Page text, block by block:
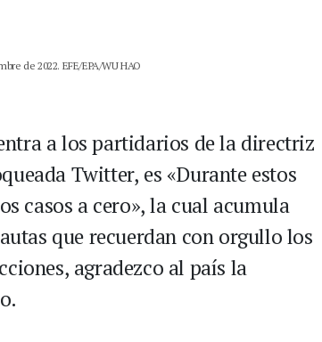
de 2022. EFE/EPA/WU HAO
a los partidarios de la directriz
Twitter, es «Durante estos
casos a cero», la cual acumula
que recuerdan con orgullo los
agradezco al país la